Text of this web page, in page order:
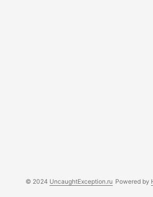
© 2024 UncaughtException.ru Powered by